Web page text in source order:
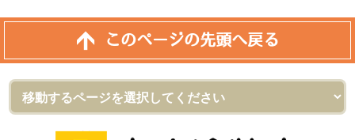
このページの先頭へ戻る